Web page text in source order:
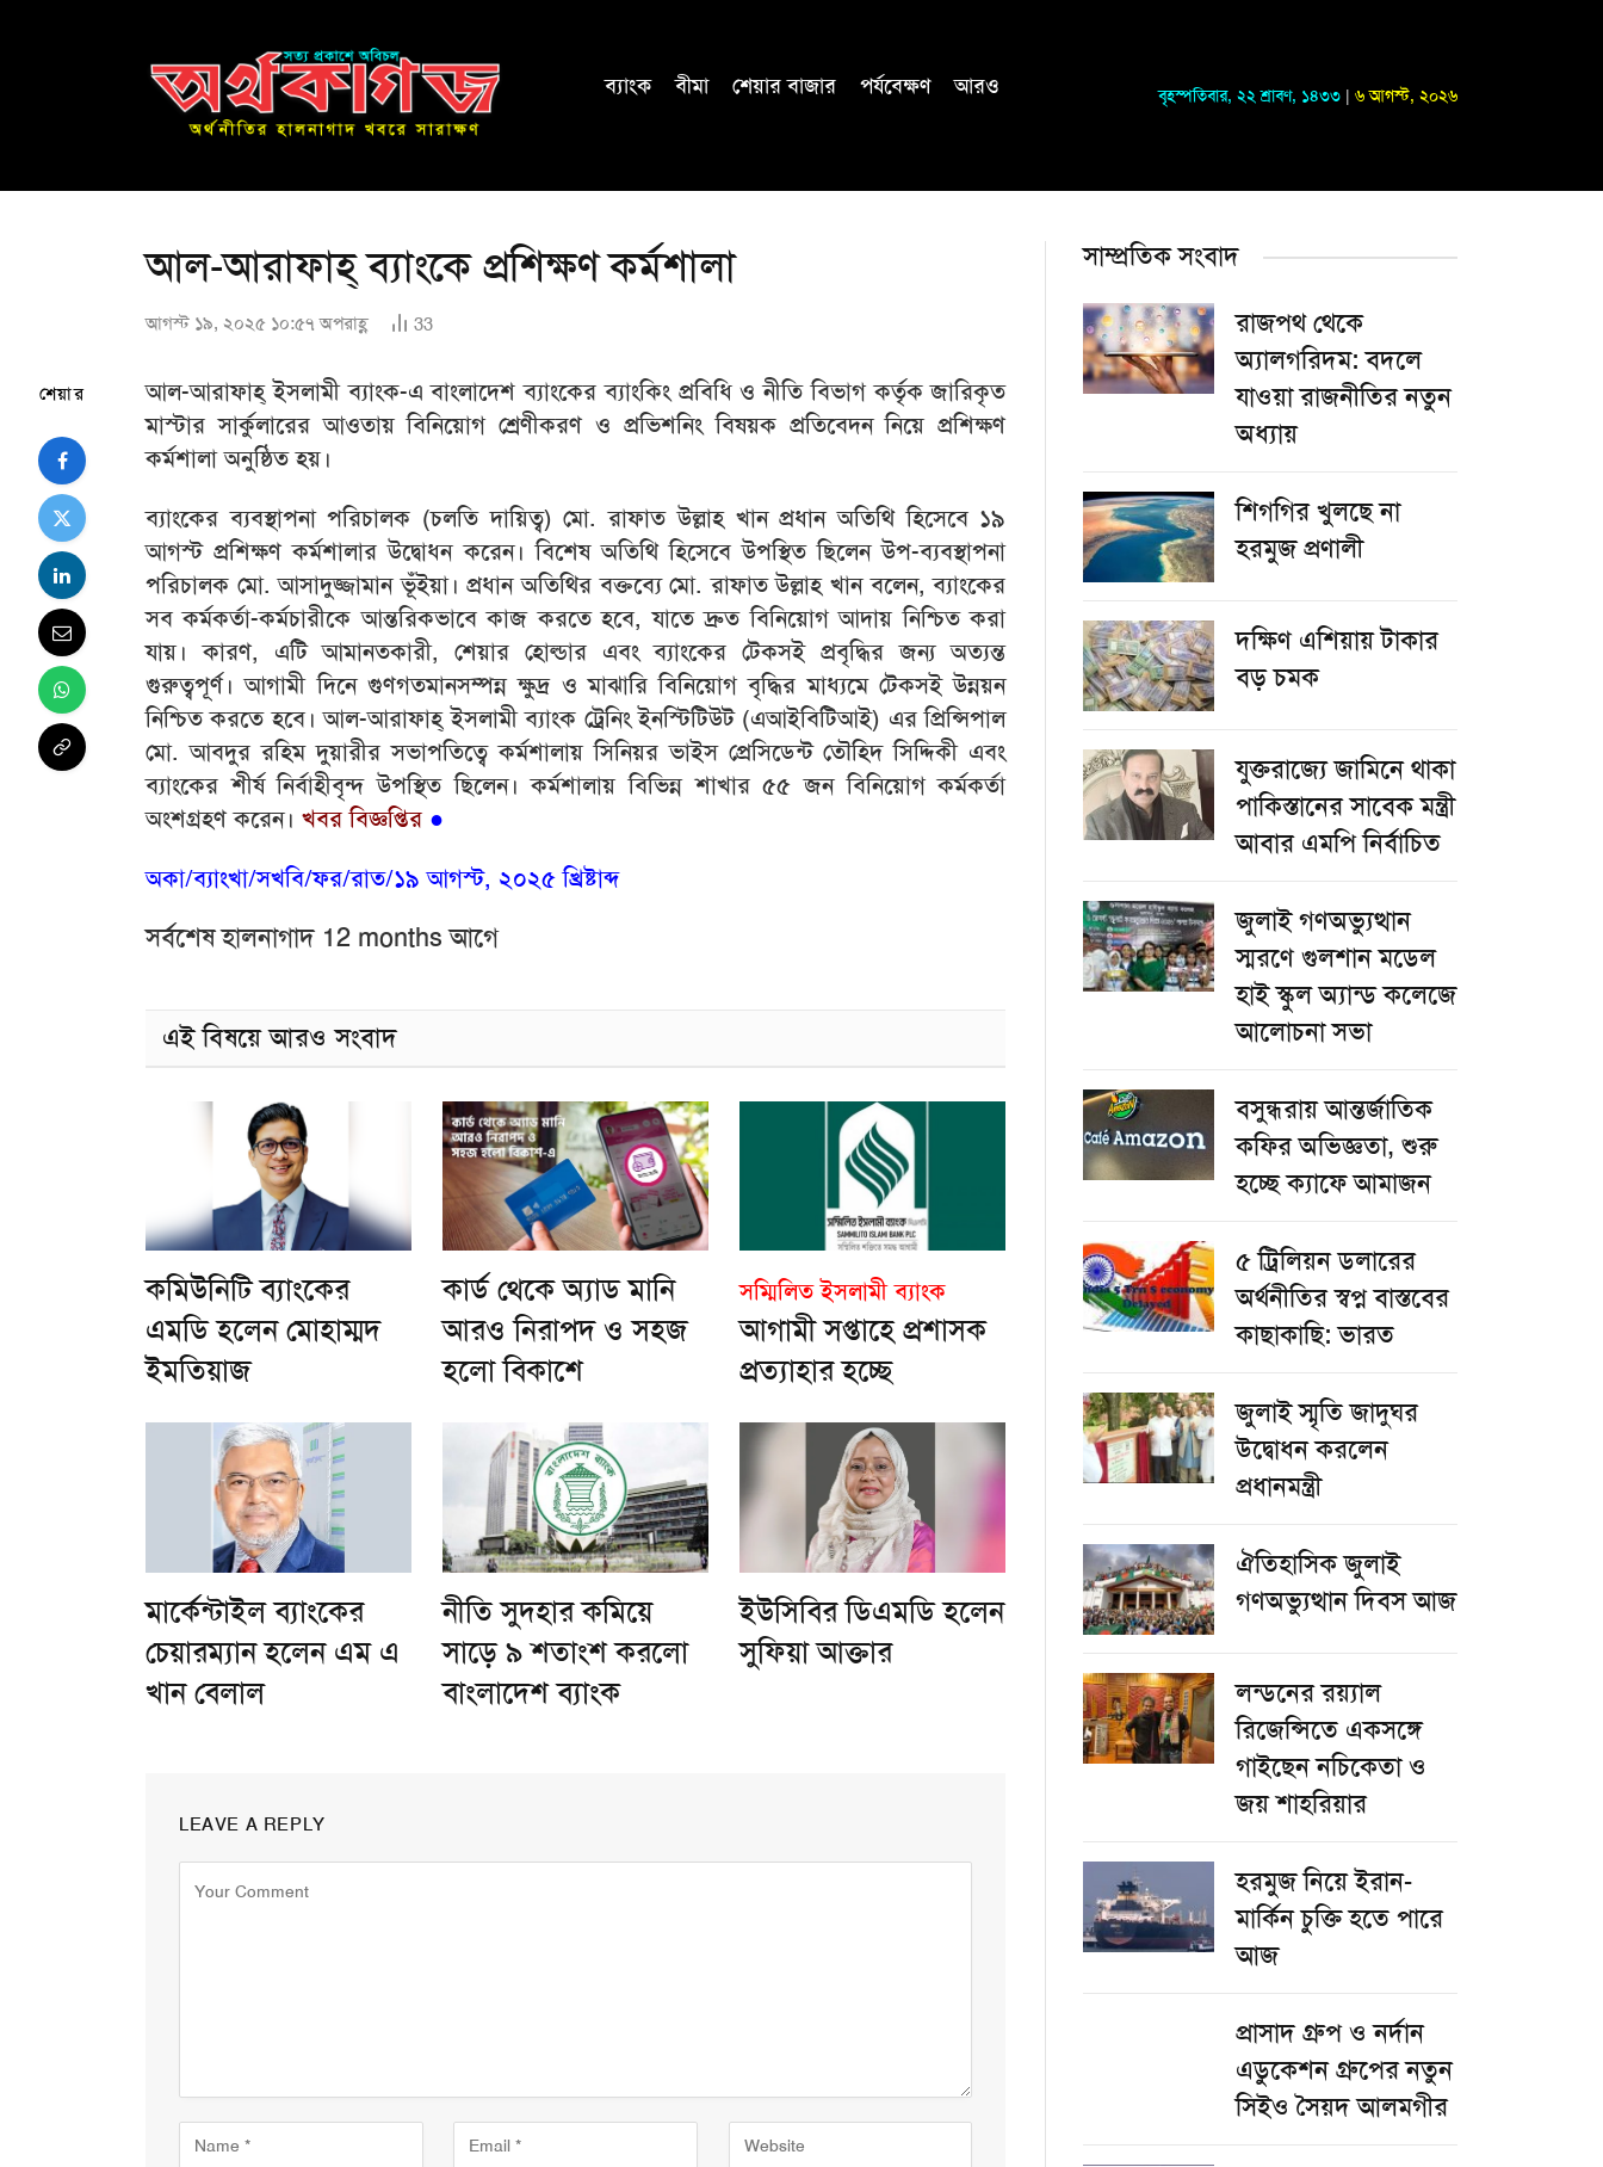
ব্যাংক বীমা শেয়ার বাজার পর্যবেক্ষণ আরও বৃহস্পতিবার, ২২ শ্রাবণ, ১৪৩৩ | ৬ আগস্ট, ২০২৬
আল-আরাফাহ্ ব্যাংকে প্রশিক্ষণ কর্মশালা
আগস্ট ১৯, ২০২৫ ১০:৫৭ অপরাহ্ণ 33
শেয়ার
আল-আরাফাহ্ ইসলামী ব্যাংক-এ বাংলাদেশ ব্যাংকের ব্যাংকিং প্রবিধি ও নীতি বিভাগ কর্তৃক জারিকৃত
মাস্টার সার্কুলারের আওতায় বিনিয়োগ শ্রেণীকরণ ও প্রভিশনিং বিষয়ক প্রতিবেদন নিয়ে প্রশিক্ষণ
কর্মশালা অনুষ্ঠিত হয়।
ব্যাংকের ব্যবস্থাপনা পরিচালক (চলতি দায়িত্ব) মো. রাফাত উল্লাহ খান প্রধান অতিথি হিসেবে ১৯
আগস্ট প্রশিক্ষণ কর্মশালার উদ্বোধন করেন। বিশেষ অতিথি হিসেবে উপস্থিত ছিলেন উপ-ব্যবস্থাপনা
পরিচালক মো. আসাদুজ্জামান ভূঁইয়া। প্রধান অতিথির বক্তব্যে মো. রাফাত উল্লাহ খান বলেন, ব্যাংকের
সব কর্মকর্তা-কর্মচারীকে আন্তরিকভাবে কাজ করতে হবে, যাতে দ্রুত বিনিয়োগ আদায় নিশ্চিত করা
যায়। কারণ, এটি আমানতকারী, শেয়ার হোল্ডার এবং ব্যাংকের টেকসই প্রবৃদ্ধির জন্য অত্যন্ত
গুরুত্বপূর্ণ। আগামী দিনে গুণগতমানসম্পন্ন ক্ষুদ্র ও মাঝারি বিনিয়োগ বৃদ্ধির মাধ্যমে টেকসই উন্নয়ন
নিশ্চিত করতে হবে। আল-আরাফাহ্ ইসলামী ব্যাংক ট্রেনিং ইনস্টিটিউট (এআইবিটিআই) এর প্রিন্সিপাল
মো. আবদুর রহিম দুয়ারীর সভাপতিত্বে কর্মশালায় সিনিয়র ভাইস প্রেসিডেন্ট তৌহিদ সিদ্দিকী এবং
ব্যাংকের শীর্ষ নির্বাহীবৃন্দ উপস্থিত ছিলেন। কর্মশালায় বিভিন্ন শাখার ৫৫ জন বিনিয়োগ কর্মকর্তা
অংশগ্রহণ করেন। খবর বিজ্ঞপ্তির●
অকা/ব্যাংখা/সখবি/ফর/রাত/১৯ আগস্ট, ২০২৫ খ্রিষ্টাব্দ
সর্বশেষ হালনাগাদ 12 months আগে
এই বিষয়ে আরও সংবাদ
কমিউনিটি ব্যাংকের
এমডি হলেন মোহাম্মদ
ইমতিয়াজ
কার্ড থেকে অ্যাড মানি
আরও নিরাপদ ও সহজ
হলো বিকাশে
সম্মিলিত ইসলামী ব্যাংক
আগামী সপ্তাহে প্রশাসক
প্রত্যাহার হচ্ছে
মার্কেন্টাইল ব্যাংকের
চেয়ারম্যান হলেন এম এ
খান বেলাল
নীতি সুদহার কমিয়ে
সাড়ে ৯ শতাংশ করলো
বাংলাদেশ ব্যাংক
ইউসিবির ডিএমডি হলেন
সুফিয়া আক্তার
LEAVE A REPLY
সাম্প্রতিক সংবাদ
রাজপথ থেকে
অ্যালগরিদম: বদলে
যাওয়া রাজনীতির নতুন
অধ্যায়
শিগগির খুলছে না
হরমুজ প্রণালী
দক্ষিণ এশিয়ায় টাকার
বড় চমক
যুক্তরাজ্যে জামিনে থাকা
পাকিস্তানের সাবেক মন্ত্রী
আবার এমপি নির্বাচিত
জুলাই গণঅভ্যুত্থান
স্মরণে গুলশান মডেল
হাই স্কুল অ্যান্ড কলেজে
আলোচনা সভা
বসুন্ধরায় আন্তর্জাতিক
কফির অভিজ্ঞতা, শুরু
হচ্ছে ক্যাফে আমাজন
৫ ট্রিলিয়ন ডলারের
অর্থনীতির স্বপ্ন বাস্তবের
কাছাকাছি: ভারত
জুলাই স্মৃতি জাদুঘর
উদ্বোধন করলেন
প্রধানমন্ত্রী
ঐতিহাসিক জুলাই
গণঅভ্যুত্থান দিবস আজ
লন্ডনের রয়্যাল
রিজেন্সিতে একসঙ্গে
গাইছেন নচিকেতা ও
জয় শাহরিয়ার
হরমুজ নিয়ে ইরান-
মার্কিন চুক্তি হতে পারে
আজ
প্রাসাদ গ্রুপ ও নর্দান
এডুকেশন গ্রুপের নতুন
সিইও সৈয়দ আলমগীর